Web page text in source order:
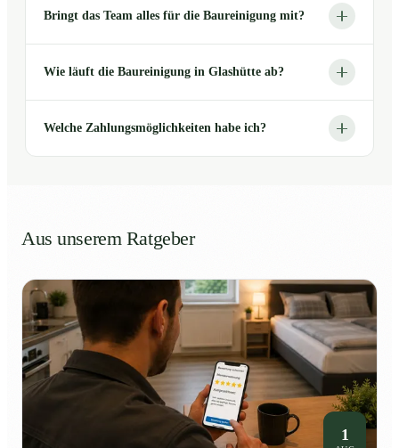
Bringt das Team alles für die Baureinigung mit?
Wie läuft die Baureinigung in Glashütte ab?
Welche Zahlungsmöglichkeiten habe ich?
Aus unserem Ratgeber
1